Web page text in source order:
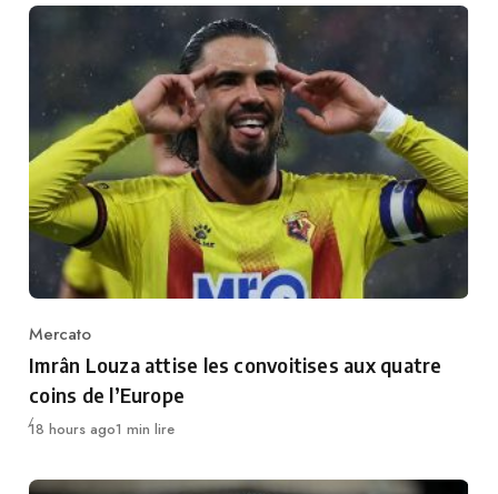
Category
Mercato
Imrân Louza attise les convoitises aux quatre
coins de l’Europe
Publié
18 hours ago1 min lire